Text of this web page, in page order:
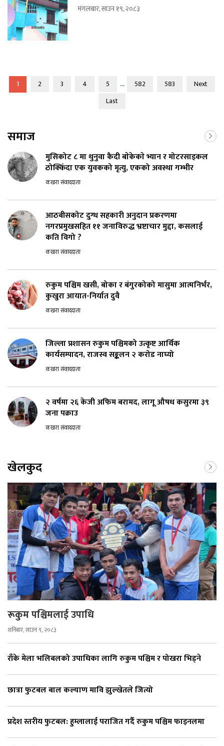
मंगलबार, साउन १९, २०८३
1 2 3 4 5 ... 582 583
Next
Last
समाज
मुसिकोट ८ मा थुनुवा कैदी बाेकेकाे भ्यान र मोटरसाइकल
ठोक्किँदा एक युवकको मृत्यु, एकको अवस्था गम्भीर
कखरा संवाददाता
आठबीसकोट दुग्ध सहकारी अनुदान प्रकरणमा
नगरप्रमुखसहित ११ जनाविरुद्ध भ्रष्टाचार मुद्दा, कसलाई
कति विगो ?
कखरा संवाददाता
रुकुम पश्चिम खसी, बोका र बंगुरकोको मासुमा आत्मनिर्भर,
कुखुरा आयात-निर्यात दुवै
कखरा संवाददाता
जिल्ला प्रशासन रुकुम पश्चिमको उत्कृष्ट आर्थिक
कार्यसम्पादन, राजस्व सङ्कलन २ करोड नाघ्यो
कखरा संवाददाता
२ वर्षमा २६ केजी अफिम बरामद, लागू औषध कसुरमा ३९
जना पक्राउ
कखरा संवाददाता
खेलकुद
रूकुम पश्चिमलाई उपाधि
शनिबार, साउन ९, २०८३
राँके मेला भलिबलको उपाधिका लागि रुकुम पश्चिम र पोखरा भिड्ने
छात्रा फुटबल बाल कल्याण मावि झुल्खेतले जित्यो
प्रदेश स्तरीय फुटबल: हुम्लालाई पराजित गर्दै रुकुम पश्चिम फाइनलमा